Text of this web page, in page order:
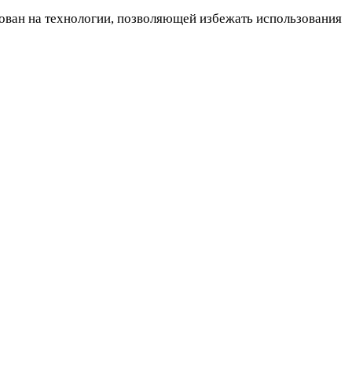
на технологии, позволяющей избежать использования